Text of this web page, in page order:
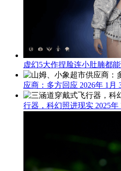
虚幻5大作捏脸连小肚腩都
应商：多方回应 2026年 1月
行器，科幻照进现实 2025年